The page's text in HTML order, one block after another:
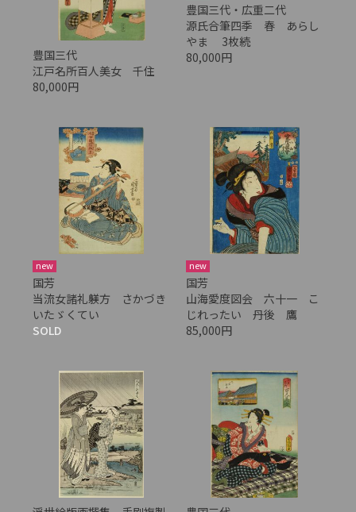
豊国三代
江戸名所百人美女 千住
80,000円
豊国三代・広重二代
源氏合筆四季 春 あらし
やま 3枚続
80,000円
new
国芳
当流女諸礼躾方 さかづき
いたゞくてい
SOLD
new
国芳
山海愛度図会 六十一 こ
じれったい 丹後 鷹
85,000円